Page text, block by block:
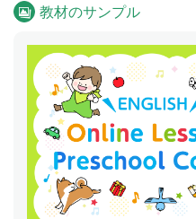
教材のサンプル